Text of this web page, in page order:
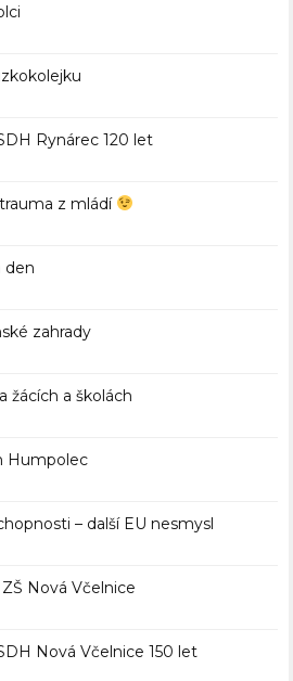
Rynárec 120 let
z mládí
den
zahrady
žácích a školách
Humpolec
– další EU nesmysl
Nová Včelnice
Nová Včelnice 150 let